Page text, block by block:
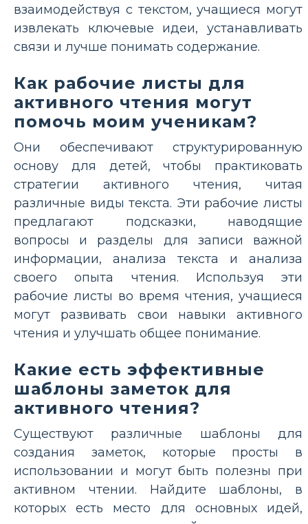
взаимодействуя с текстом, учащиеся могут
извлекать ключевые идеи, устанавливать
связи и лучше понимать содержание.
Как рабочие листы для
активного чтения могут
помочь моим ученикам?
Они обеспечивают структурированную
основу для детей, чтобы практиковать
стратегии активного чтения, читая
различные виды текста. Эти рабочие листы
предлагают подсказки, наводящие
вопросы и разделы для записи важной
информации, анализа текста и анализа
своего опыта чтения. Используя эти
рабочие листы во время чтения, учащиеся
могут развивать свои навыки активного
чтения и улучшать общее понимание.
Какие есть эффективные
шаблоны заметок для
активного чтения?
Существуют различные шаблоны для
создания заметок, которые просты в
использовании и могут быть полезны при
активном чтении. Найдите шаблоны, в
которых есть место для основных идей,